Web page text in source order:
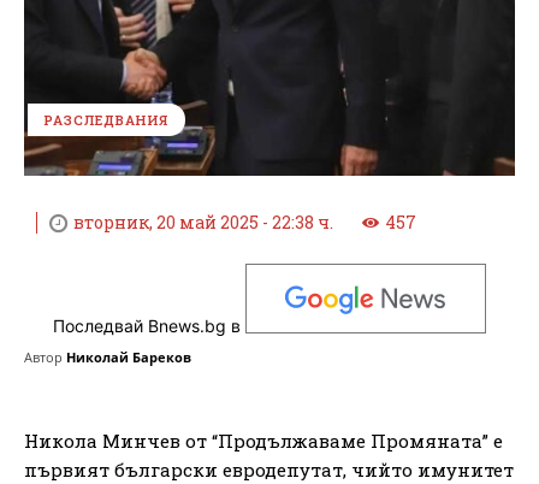
РАЗСЛЕДВАНИЯ
вторник, 20 май 2025 - 22:38 ч. 457
Последвай Bnews.bg в
Автор Николай Бареков
Никола Минчев от “Продължаваме Промяната” е
първият български евродепутат, чийто имунитет